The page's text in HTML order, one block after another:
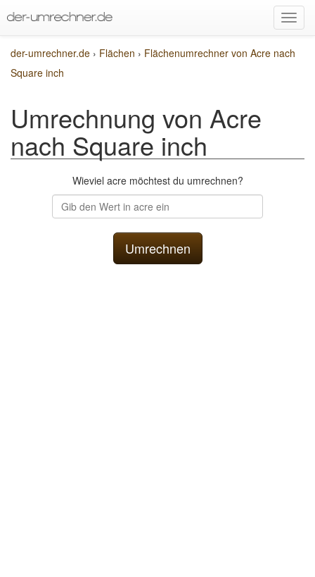
der-umrechner.de › Flächen › Flächenumrechner von Acre nach
Square inch
Umrechnung von Acre
nach Square inch
Wieviel acre möchtest du umrechnen?